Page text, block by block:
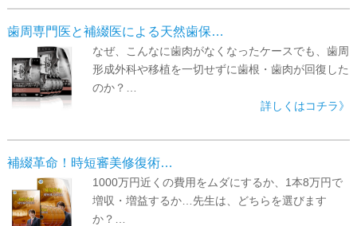
歯周専門医と補綴医による天然歯保…
なぜ、こんなに歯肉がなくなったケースでも、歯周
形成外科や移植を一切せずに歯根・歯肉が回復した
のか？…
詳しくはコチラ》
補綴革命！時短審美修復術…
1000万円近くの費用をムダにするか、1本8万円で
増収・増益するか…先生は、どちらを選びます
か？…